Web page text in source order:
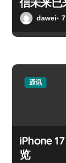
dawei
通讯
iPhone
览